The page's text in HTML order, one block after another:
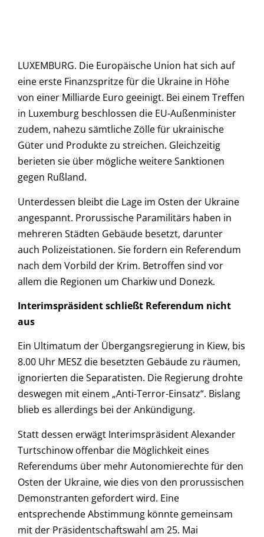
LUXEMBURG. Die Europäische Union hat sich auf
eine erste Finanzspritze für die Ukraine in Höhe
von einer Milliarde Euro geeinigt. Bei einem Treffen
in Luxemburg beschlossen die EU-Außenminister
zudem, nahezu sämtliche Zölle für ukrainische
Güter und Produkte zu streichen. Gleichzeitig
berieten sie über mögliche weitere Sanktionen
gegen Rußland.
Unterdessen bleibt die Lage im Osten der Ukraine
angespannt. Prorussische Paramilitärs haben in
mehreren Städten Gebäude besetzt, darunter
auch Polizeistationen. Sie fordern ein Referendum
nach dem Vorbild der Krim. Betroffen sind vor
allem die Regionen um Charkiw und Donezk.
Interimspräsident schließt Referendum nicht
aus
Ein Ultimatum der Übergangsregierung in Kiew, bis
8.00 Uhr MESZ die besetzten Gebäude zu räumen,
ignorierten die Separatisten. Die Regierung drohte
deswegen mit einem „Anti-Terror-Einsatz“. Bislang
blieb es allerdings bei der Ankündigung.
Statt dessen erwägt Interimspräsident Alexander
Turtschinow offenbar die Möglichkeit eines
Referendums über mehr Autonomierechte für den
Osten der Ukraine, wie dies von den prorussischen
Demonstranten gefordert wird. Eine
entsprechende Abstimmung könnte gemeinsam
mit der Präsidentschaftswahl am 25. Mai